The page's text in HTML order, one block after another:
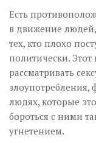
Есть
в движение
тех, кто плохо
политически. Этот
рассматривать
злоупотребления,
людях, которые
бороться с ними
угнетением.